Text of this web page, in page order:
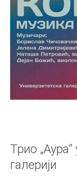
Трио „Аура”
галерији